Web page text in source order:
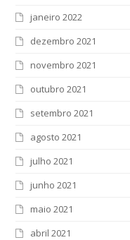
janeiro 2022
dezembro 2021
novembro 2021
outubro 2021
setembro 2021
agosto 2021
julho 2021
junho 2021
maio 2021
abril 2021